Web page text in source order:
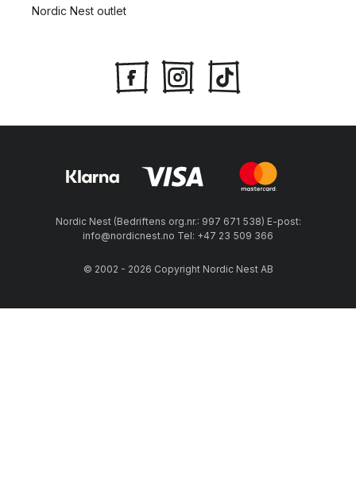
Nordic Nest outlet
Nordic Nest (Bedriftens org.nr.: 997 671 538) E-post:
info@nordicnest.no Tel: +47 23 509 366
© 2002 - 2026 Copyright Nordic Nest AB